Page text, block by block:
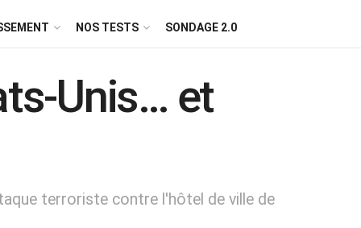
NOS TESTS SONDAGE 2.0
Unis… et
terroriste contre l'hôtel de ville de